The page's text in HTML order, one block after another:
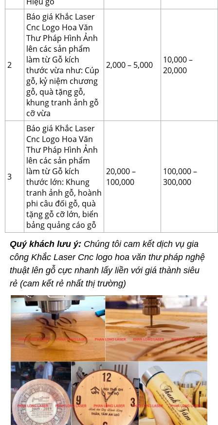
2
Báo giá Khắc Laser
Cnc Logo Hoa Văn
Thư Pháp Hình Ảnh
lên các sản phẩm
làm từ Gỗ kích
thước vừa như: Cúp
gỗ, kỷ niệm chương
gỗ, quà tặng gỗ,
khung tranh ảnh gỗ
cỡ vừa
2,000 – 5,000
10,000 –
20,000
3
Báo giá Khắc Laser
Cnc Logo Hoa Văn
Thư Pháp Hình Ảnh
lên các sản phẩm
làm từ Gỗ kích
thước lớn: Khung
tranh ảnh gỗ, hoành
phi câu đối gỗ, quà
tặng gỗ cỡ lớn, biển
bảng quảng cáo gỗ
20,000 –
100,000
100,000 –
300,000
Quý khách lưu ý: Chúng tôi cam kết dịch vụ gia
công Khắc Laser Cnc logo hoa văn thư pháp nghệ
thuật lên gỗ cực nhanh lấy liền với giá thành siêu
rẻ (cam kết rẻ nhất thị trường)